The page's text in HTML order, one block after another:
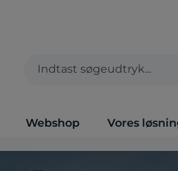
Webshop Vores